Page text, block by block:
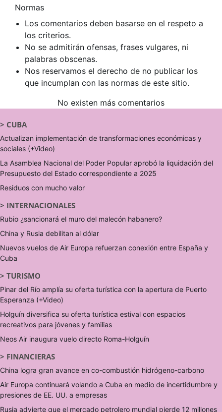
Normas
Los comentarios deben basarse en el respeto a
los criterios.
No se admitirán ofensas, frases vulgares, ni
palabras obscenas.
Nos reservamos el derecho de no publicar los
que incumplan con las normas de este sitio.
No existen más comentarios
> CUBA
Actualizan implementación de transformaciones económicas y
sociales (+Video)
La Asamblea Nacional del Poder Popular aprobó la liquidación del
Presupuesto del Estado correspondiente a 2025
Residuos con mucho valor
> INTERNACIONALES
Rubio ¿sancionará el muro del malecón habanero?
China y Rusia debilitan al dólar
Nuevos vuelos de Air Europa refuerzan conexión entre España y
Cuba
> TURISMO
Pinar del Río amplía su oferta turística con la apertura de Puerto
Esperanza (+Video)
Holguín diversifica su oferta turística estival con espacios
recreativos para jóvenes y familias
Neos Air inaugura vuelo directo Roma-Holguín
> FINANCIERAS
China logra gran avance en co-combustión hidrógeno-carbono
Air Europa continuará volando a Cuba en medio de incertidumbre y
presiones de EE. UU. a empresas
Rusia advierte que el mercado petrolero mundial pierde 12 millones